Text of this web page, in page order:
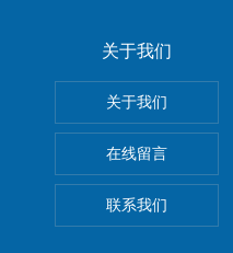
关于我们
关于我们
在线留言
联系我们